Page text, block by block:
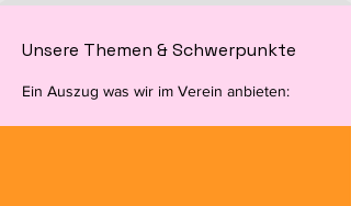
Unsere Themen & Schwerpunkte
Ein Auszug was wir im Verein anbieten: